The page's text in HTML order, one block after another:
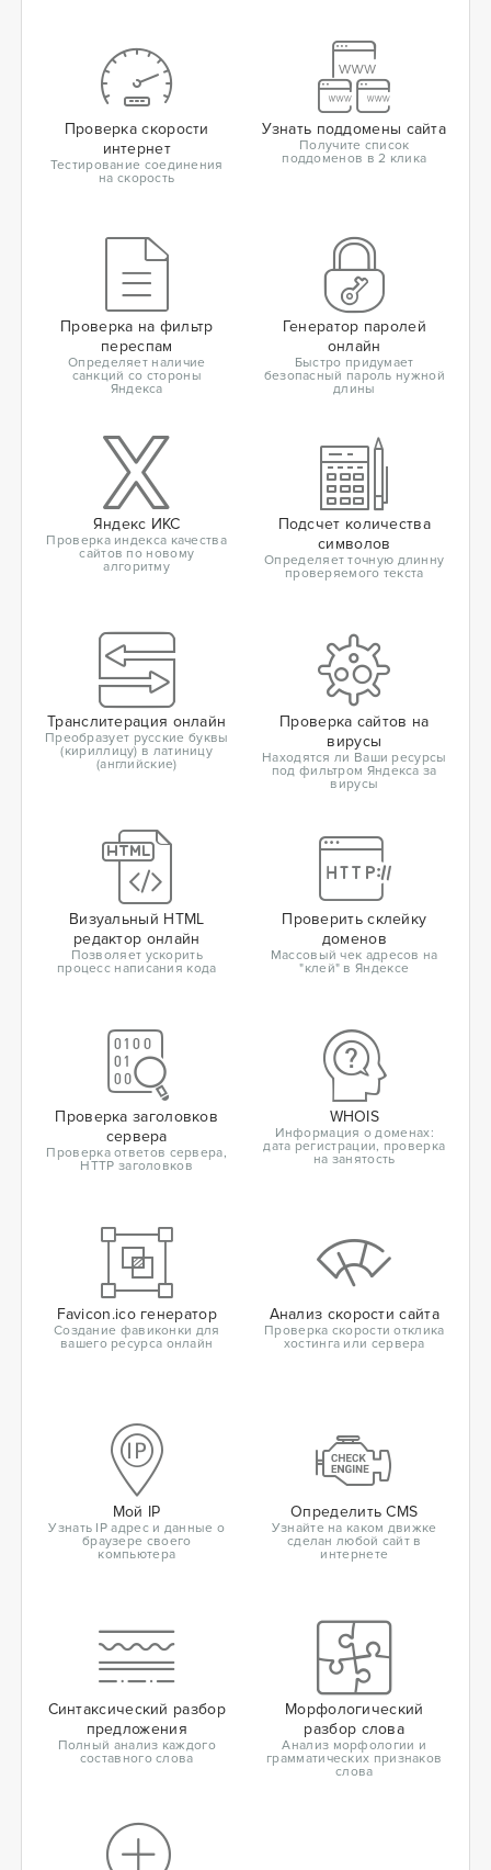
Проверка скорости
интернет
Тестирование соединения
на скорость
Узнать поддомены сайта
Получите список
поддоменов в 2 клика
Проверка на фильтр
переспам
Определяет наличие
санкций со стороны
Яндекса
Генератор паролей
онлайн
Быстро придумает
безопасный пароль нужной
длины
Яндекс ИКС
Проверка индекса качества
сайтов по новому
алгоритму
Подсчет количества
символов
Определяет точную длинну
проверяемого текста
Транслитерация онлайн
Преобразует русские буквы
(кириллицу) в латиницу
(английские)
Проверка сайтов на
вирусы
Находятся ли Ваши ресурсы
под фильтром Яндекса за
вирусы
Визуальный HTML
редактор онлайн
Позволяет ускорить
процесс написания кода
Проверить склейку
доменов
Массовый чек адресов на
"клей" в Яндексе
Проверка заголовков
сервера
Проверка ответов сервера,
HTTP заголовков
WHOIS
Информация о доменах:
дата регистрации, проверка
на занятость
Favicon.ico генератор
Создание фавиконки для
вашего ресурса онлайн
Анализ скорости сайта
Проверка скорости отклика
хостинга или сервера
Мой IP
Узнать IP адрес и данные о
браузере своего
компьютера
Определить CMS
Узнайте на каком движке
сделан любой сайт в
интернете
Синтаксический разбор
предложения
Полный анализ каждого
составного слова
Морфологический
разбор слова
Анализ морфологии и
грамматических признаков
слова